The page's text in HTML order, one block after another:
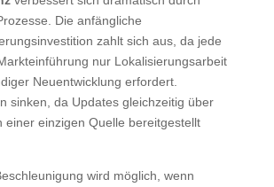
Die anfängliche
zahlt sich aus, da jede
nur Lokalisierungsarbeit
Neuentwicklung erfordert.
sinken, da Updates gleichzeitig über
einer einzigen Quelle bereitgestellt
wird möglich, wenn